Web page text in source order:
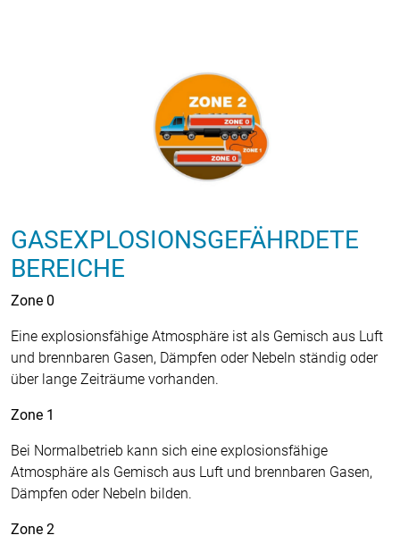
GASEXPLOSIONSGEFÄHRDETE
BEREICHE
Zone 0
Eine explosionsfähige Atmosphäre ist als Gemisch aus Luft
und brennbaren Gasen, Dämpfen oder Nebeln ständig oder
über lange Zeiträume vorhanden.
Zone 1
Bei Normalbetrieb kann sich eine explosionsfähige
Atmosphäre als Gemisch aus Luft und brennbaren Gasen,
Dämpfen oder Nebeln bilden.
Zone 2